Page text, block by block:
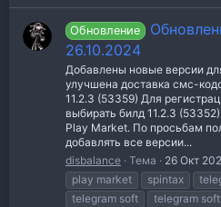
Обновление
26.10.2024
Добавлены новые версии
улучшена доставка смс-
11.2.3 (53359) Для
выбирать билд 11.2.3
Play Market. По просьбам
добавлять все версии...
disbalance Тема 26 Окт
play market
spintax
telegram soft
telegram